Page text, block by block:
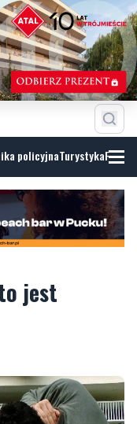
policyjnaTurystyka
jest